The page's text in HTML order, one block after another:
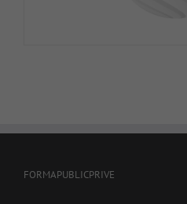
FORMAPUBLICPRIVE